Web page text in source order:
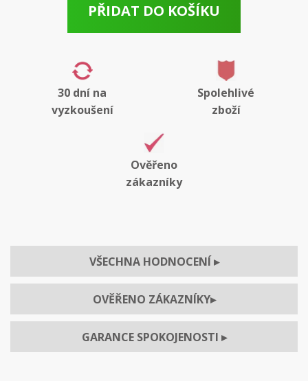
PŘIDAT DO KOŠÍKU
30 dní na
vyzkoušení
Spolehlivé
zboží
Ověřeno
zákazníky
VŠECHNA HODNOCENÍ▸
OVĚŘENO ZÁKAZNÍKY▸
GARANCE SPOKOJENOSTI ▸